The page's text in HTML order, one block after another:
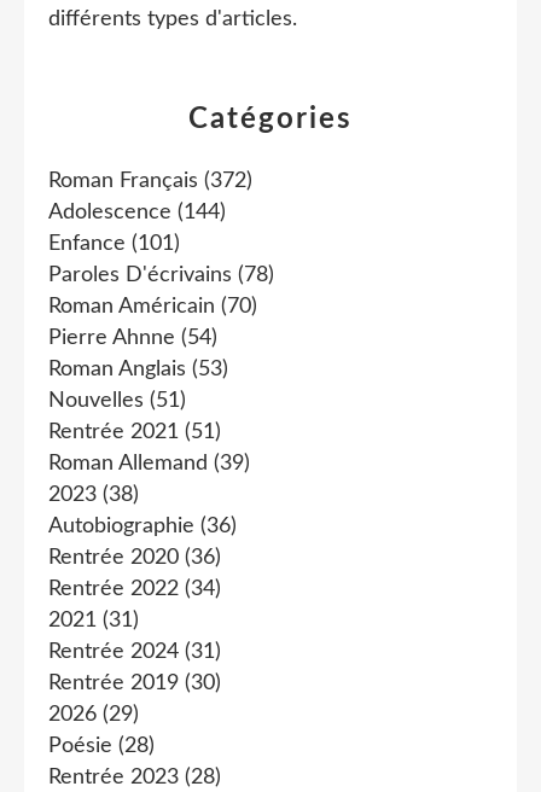
Catégories
Roman Français (372)
Adolescence (144)
Enfance (101)
Paroles D'écrivains (78)
Roman Américain (70)
Pierre Ahnne (54)
Roman Anglais (53)
Nouvelles (51)
Rentrée 2021 (51)
Roman Allemand (39)
2023 (38)
Autobiographie (36)
Rentrée 2020 (36)
Rentrée 2022 (34)
2021 (31)
Rentrée 2024 (31)
Rentrée 2019 (30)
2026 (29)
Poésie (28)
Rentrée 2023 (28)
différents types d'articles.